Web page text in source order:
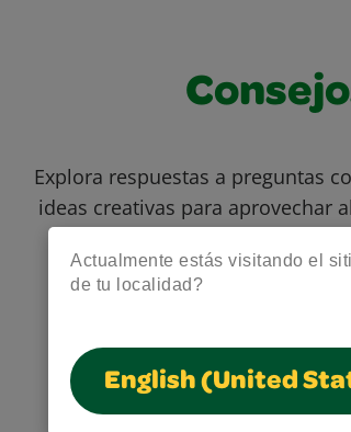
Actualmente estás visitando el
de tu localidad?
English (United
Explora respuestas a preguntas
ideas creativas para aprovechar